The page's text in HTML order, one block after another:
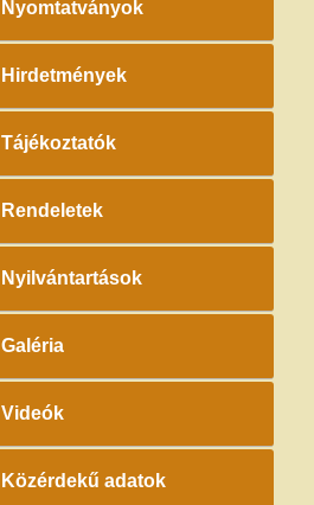
Nyomtatványok
Hirdetmények
Tájékoztatók
Rendeletek
Nyilvántartások
Galéria
Videók
Közérdekű adatok